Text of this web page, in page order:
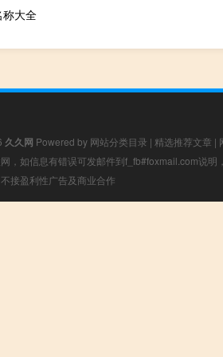
称大全
久久网 Powered by 网站分类目录 | 精选推荐文章 |
，如信息有错误可发邮件到f_fb#foxmail.com说明
接盈利性广告及商业合作